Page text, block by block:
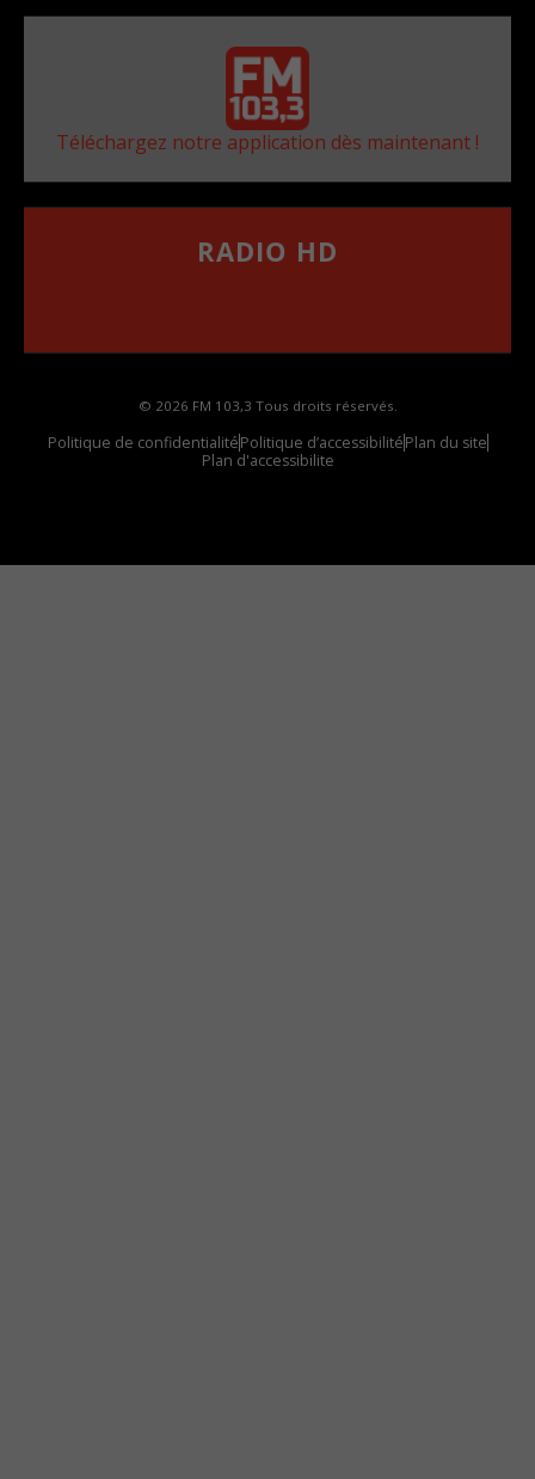
Téléchargez notre application dès maintenant !
RADIO HD
© 2026 FM 103,3 Tous droits réservés.
Politique de confidentialitéPolitique d’accessibilitéPlan du site
Plan d'accessibilite